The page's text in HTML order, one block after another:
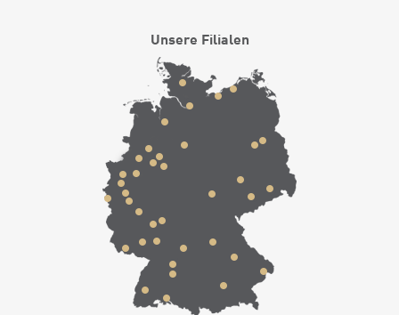
Unsere Filialen